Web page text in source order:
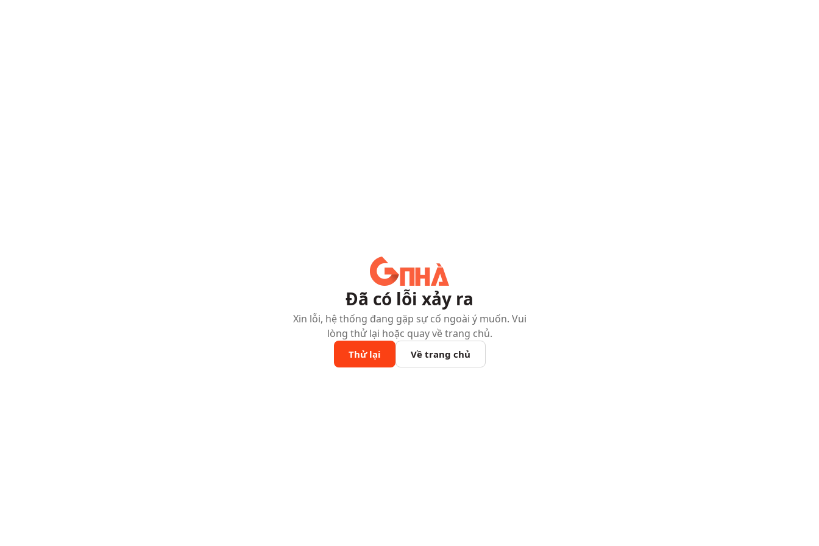
Đã có lỗi xảy ra
Xin lỗi, hệ thống đang gặp sự cố ngoài ý muốn. Vui
lòng thử lại hoặc quay về trang chủ.
Thử lại Về trang chủ